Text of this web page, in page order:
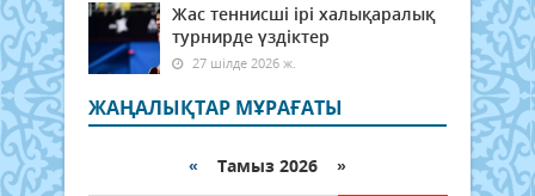
Жас теннисші ірі халықаралық
турнирде үздіктер
27 шілде 2026 ж.
ЖАҢАЛЫҚТАР МҰРАҒАТЫ
« Тамыз 2026 »